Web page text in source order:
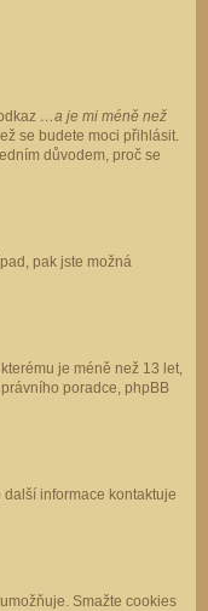
…a je mi méně než
se budete moci přihlásit.
důvodem, proč se
pak jste možná
je méně než 13 let,
poradce, phpBB
informace kontaktuje
Smažte cookies